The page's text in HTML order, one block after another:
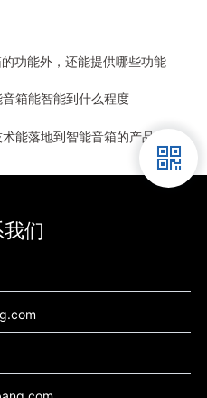
功能外，还能提供哪些功能
箱能智能到什么程度
能落地到智能音箱的产品上
们